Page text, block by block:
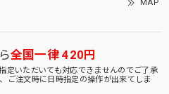
MAP
全国一律 420円
定いただいても対応できませんのでご了承
ご注文時に日時指定の操作が出来てしま